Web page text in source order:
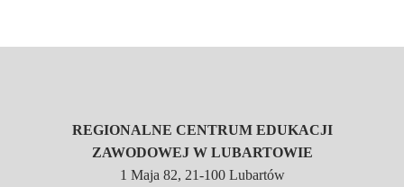
REGIONALNE CENTRUM EDUKACJI
ZAWODOWEJ W LUBARTOWIE
1 Maja 82, 21-100 Lubartów